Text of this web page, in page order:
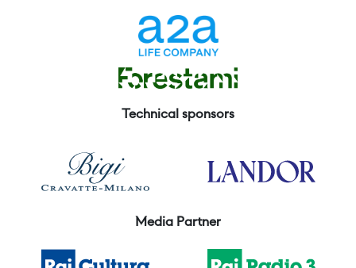
Technical sponsors
Media Partner